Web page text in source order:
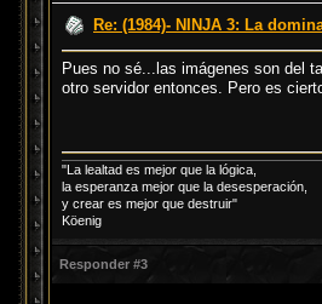
Re: (1984)- NINJA 3: La
Pues no sé...las imágenes son del
otro servidor entonces. Pero es
"La lealtad es mejor que la lógica,
la esperanza mejor que la desesperación,
y crear es mejor que destruir"
Köenig
Responder #3